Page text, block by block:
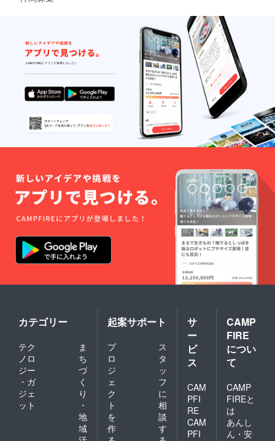
カテゴリー
テク
ノロ
ジー
・ガ
ジェ
ット
ま
ち
づ
く
り
・
地
域
起案サポート
プ
ロ
ジ
ェ
ク
ト
を
作
ス
タ
ッ
フ
に
相
談
す
サ
ー
ビ
ス
CAM
PFI
RE
CAM
PFI
CAMP
FIRE
につい
て
CAMP
FIREと
は
あんし
ん・安